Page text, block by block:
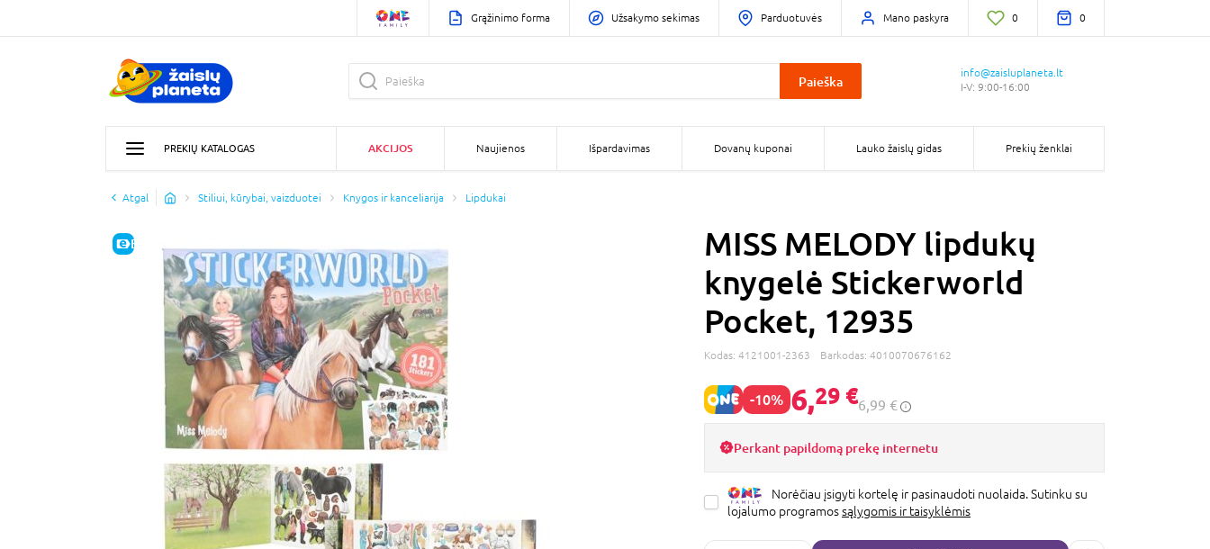
Grąžinimo forma Užsakymo sekimas Parduotuvės Mano paskyra 0 0
Paieška
info@zaisluplaneta.lt
I-V: 9:00-16:00
PREKIŲ KATALOGAS AKCIJOS Naujienos Išpardavimas Dovanų kuponai Lauko žaislų gidas Prekių ženklai
Atgal Stiliui, kūrybai, vaizduotei Knygos ir kanceliarija Lipdukai
E-KAINA
MISS MELODY lipdukų
knygelė Stickerworld
Pocket, 12935
Kodas: 4121001-2363 Barkodas: 4010070676162
-10% 6,29 €6,99 €
Perkant papildomą prekę internetu
Norėčiau įsigyti kortelę ir pasinaudoti nuolaida. Sutinku su
lojalumo programossąlygomis ir taisyklėmis